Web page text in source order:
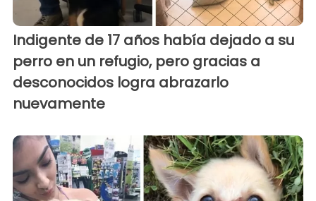
Indigente de 17 años había dejado a su
perro en un refugio, pero gracias a
desconocidos logra abrazarlo
nuevamente